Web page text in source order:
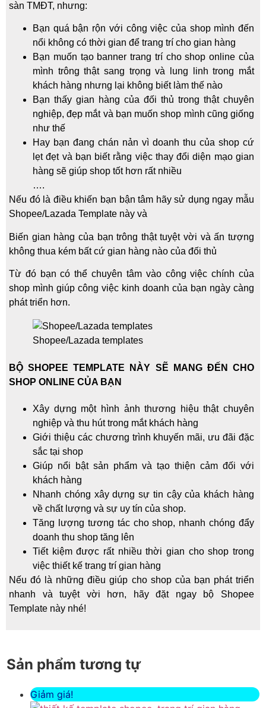
sàn TMĐT, nhưng:
Bạn quá bận rộn với công việc của shop mình đến
nổi không có thời gian để trang trí cho gian hàng
Bạn muốn tạo banner trang trí cho shop online của
mình trông thật sang trọng và lung linh trong mắt
khách hàng nhưng lại không biết làm thế nào
Bạn thấy gian hàng của đối thủ trong thật chuyên
nghiệp, đẹp mắt và bạn muốn shop mình cũng giống
như thế
Hay bạn đang chán nản vì doanh thu của shop cứ
lẹt đẹt và bạn biết rằng việc thay đổi diện mạo gian
hàng sẽ giúp shop tốt hơn rất nhiều
….
Nếu đó là điều khiến bạn bận tâm hãy sử dụng ngay mẫu
Shopee/Lazada Template này và
Biến gian hàng của bạn trông thật tuyệt vời và ấn tượng
không thua kém bất cứ gian hàng nào của đối thủ
Từ đó bạn có thể chuyên tâm vào công việc chính của
shop mình giúp công việc kinh doanh của bạn ngày càng
phát triển hơn.
Shopee/Lazada templates
BỘ SHOPEE TEMPLATE NÀY SẼ MANG ĐẾN CHO
SHOP ONLINE CỦA BẠN
Xây dựng một hình ảnh thương hiệu thật chuyên
nghiệp và thu hút trong mắt khách hàng
Giới thiệu các chương trình khuyến mãi, ưu đãi đặc
sắc tại shop
Giúp nổi bật sản phẩm và tạo thiện cảm đối với
khách hàng
Nhanh chóng xây dựng sự tin cậy của khách hàng
về chất lượng và sự uy tín của shop.
Tăng lượng tương tác cho shop, nhanh chóng đẩy
doanh thu shop tăng lên
Tiết kiệm được rất nhiều thời gian cho shop trong
việc thiết kế trang trí gian hàng
Nếu đó là những điều giúp cho shop của bạn phát triển
nhanh và tuyệt vời hơn, hãy đặt ngay bộ Shopee
Template này nhé!
Sản phẩm tương tự
Giảm giá!